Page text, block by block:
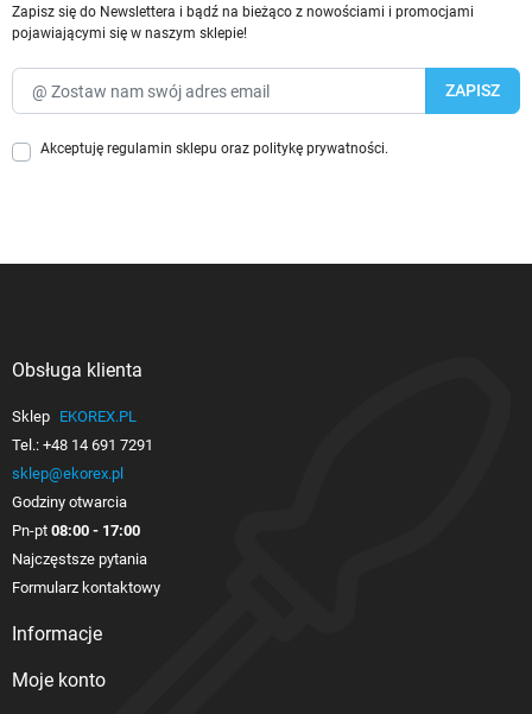
Zapisz się do Newslettera i bądź na bieżąco z nowościami i promocjami
pojawiającymi się w naszym sklepie!
Akceptuję regulamin sklepu oraz politykę prywatności.
Obsługa klienta
Sklep EKOREX.PL
Tel.: +48 14 691 7291
sklep@ekorex.pl
Godziny otwarcia
Pn-pt 08:00 - 17:00
Najczęstsze pytania
Formularz kontaktowy
Informacje
Moje konto